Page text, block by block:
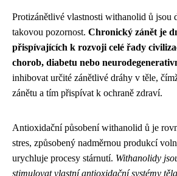
Protizánětlivé vlastnosti withanolid ů jsou
takovou pozornost. Chronický zánět je
přispívajících k rozvoji celé řady
chorob, diabetu nebo
inhibovat určité zánětlivé dráhy v těle,
zánětu a tím přispívat k ochraně zdraví.
Antioxidační působení withanolid ů je
stres, způsobený nadměrnou produkcí
urychluje procesy stárnutí. Withanolidy
stimulovat vlastní antioxidační systémy